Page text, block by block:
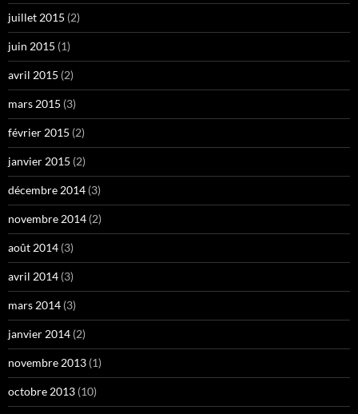
juillet 2015 (2)
juin 2015 (1)
avril 2015 (2)
mars 2015 (3)
février 2015 (2)
janvier 2015 (2)
décembre 2014 (3)
novembre 2014 (2)
août 2014 (3)
avril 2014 (3)
mars 2014 (3)
janvier 2014 (2)
novembre 2013 (1)
octobre 2013 (10)